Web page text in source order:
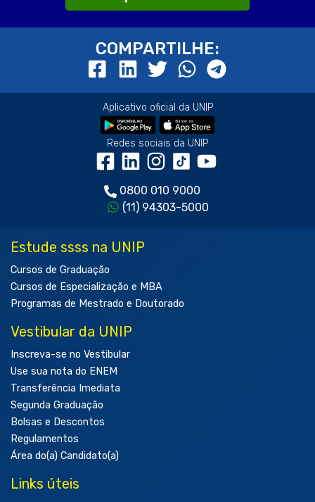
COMPARTILHE:
Aplicativo oficial da UNIP
Redes sociais da UNIP
0800 010 9000
(11) 94303-5000
Estude ssss na UNIP
Cursos de Graduação
Cursos de Especialização e MBA
Programas de Mestrado e Doutorado
Vestibular da UNIP
Inscreva-se no Vestibular
Use sua nota do ENEM
Transferência Imediata
Segunda Graduação
Bolsas e Descontos
Regulamentos
Área do(a) Candidato(a)
Links úteis